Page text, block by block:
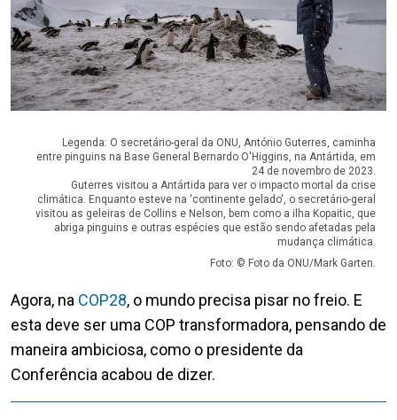
Legenda: O secretário-geral da ONU, António Guterres, caminha
entre pinguins na Base General Bernardo O'Higgins, na Antártida, em
24 de novembro de 2023.
Guterres visitou a Antártida para ver o impacto mortal da crise
climática. Enquanto esteve na 'continente gelado', o secretário-geral
visitou as geleiras de Collins e Nelson, bem como a ilha Kopaitic, que
abriga pinguins e outras espécies que estão sendo afetadas pela
mudança climática.
Foto: © Foto da ONU/Mark Garten.
Agora, na COP28, o mundo precisa pisar no freio. E
esta deve ser uma COP transformadora, pensando de
maneira ambiciosa, como o presidente da
Conferência acabou de dizer.